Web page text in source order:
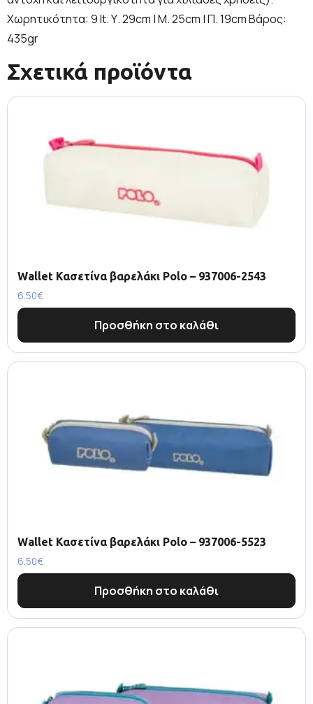
Χωρητικότητα: 9 lt. Υ. 29cm | Μ. 25cm | Π. 19cm Βάρος:
435gr
Σχετικά προϊόντα
Wallet Κασετίνα βαρελάκι Polo – 937006-2543
6.50€
Προσθήκη στο καλάθι
Wallet Κασετίνα βαρελάκι Polo – 937006-5523
6.50€
Προσθήκη στο καλάθι